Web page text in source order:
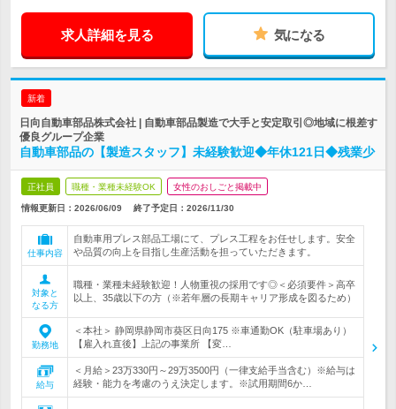
求人詳細を見る 気になる
新着
日向自動車部品株式会社 | 自動車部品製造で大手と安定取引◎地域に根差す
優良グループ企業
自動車部品の【製造スタッフ】未経験歓迎◆年休121日◆残業少
正社員 職種・業種未経験OK 女性のおしごと掲載中
情報更新日：2026/06/09 終了予定日： 2026/11/30
仕事内容
自動車用プレス部品工場にて、プレス工程をお任せします。安全
や品質の向上を目指し生産活動を担っていただきます。
対象と
なる方
職種・業種未経験歓迎！人物重視の採用です◎＜必須要件＞高卒
以上、35歳以下の方（※若年層の長期キャリア形成を図るため）
勤務地
＜本社＞ 静岡県静岡市葵区日向175 ※車通勤OK（駐車場あり）
【雇入れ直後】上記の事業所 【変…
給与
＜月給＞23万330円～29万3500円（一律支給手当含む）※給与は
経験・能力を考慮のうえ決定します。※試用期間6か…